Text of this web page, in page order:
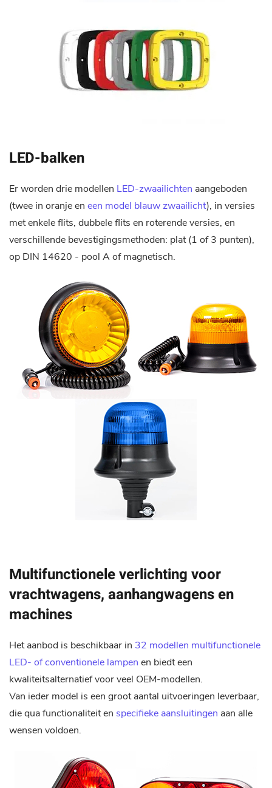
LED-balken
Er worden drie modellen LED-zwaailichten aangeboden
(twee in oranje en een model blauw zwaailicht), in versies
met enkele flits, dubbele flits en roterende versies, en
verschillende bevestigingsmethoden: plat (1 of 3 punten),
op DIN 14620 - pool A of magnetisch.
Multifunctionele verlichting voor
vrachtwagens, aanhangwagens en
machines
Het aanbod is beschikbaar in 32 modellen multifunctionele
LED- of conventionele lampen en biedt een
kwaliteitsalternatief voor veel OEM-modellen.
Van ieder model is een groot aantal uitvoeringen leverbaar,
die qua functionaliteit en specifieke aansluitingen aan alle
wensen voldoen.